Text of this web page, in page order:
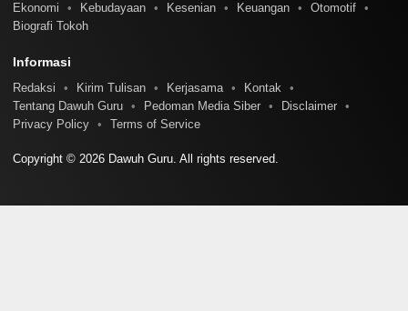
Ekonomi
Kebudayaan Kesenian Keuangan
Otomotif
Biografi Tokoh
Informasi
Redaksi Kirim Tulisan Kerjasama
Kontak
Tentang Dawuh Guru
Pedoman Media Siber
Disclaimer
Privacy Policy
Terms of Service
Copyright © 2026 Dawuh Guru. All rights reserved.